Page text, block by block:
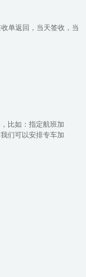
单返回，当天签收，当
比如：指定航班加
们可以安排专车加